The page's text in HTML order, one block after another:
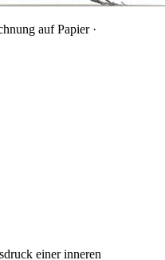
auf Papier ·
einer inneren